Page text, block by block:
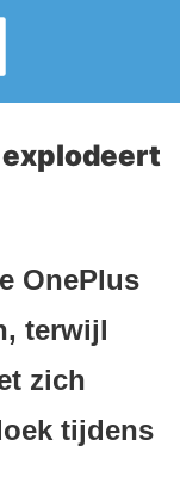
explodeert
OnePlus
terwijl
zich
tijdens